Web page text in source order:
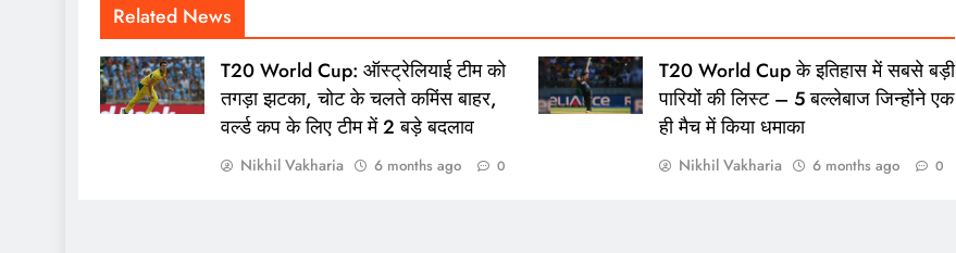
Related News
T20 World Cup: ऑस्ट्रेलियाई टीम को
तगड़ा झटका, चोट के चलते कमिंस बाहर,
वर्ल्ड कप के लिए टीम में 2 बड़े बदलाव
Nikhil Vakharia 6 months ago 0
T20 World Cup के इतिहास में सबसे बड़ी
पारियों की लिस्ट – 5 बल्लेबाज जिन्होंने एक
ही मैच में किया धमाका
Nikhil Vakharia 6 months ago 0